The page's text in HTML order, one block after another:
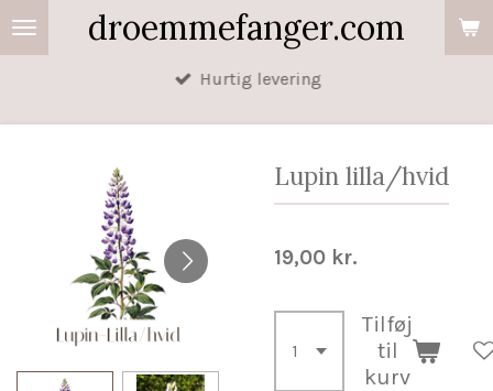
Spring
til
droemmefanger.com
Hurtig levering
Lupin lilla/hvid
19,00 kr.
Tilføj
til
kurv